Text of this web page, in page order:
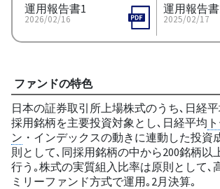
運用報告書1
2026/02/16
運用報告
2025/02/17
ファンドの特色
日本の証券取引所上場株式のうち､日経
採用銘柄を主要投資対象とし､日経平均
ン ・インデックスの動きに連動した投資
則として､同採用銘柄の中から200銘柄以
行う｡株式の実質組入比率は原則として､
ミリーファンド方式で運用｡2月決算｡